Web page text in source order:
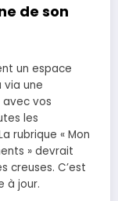
de son
un espace
via une
vos
les
rubrique « Mon
» devrait
creuses. C’est
à jour.